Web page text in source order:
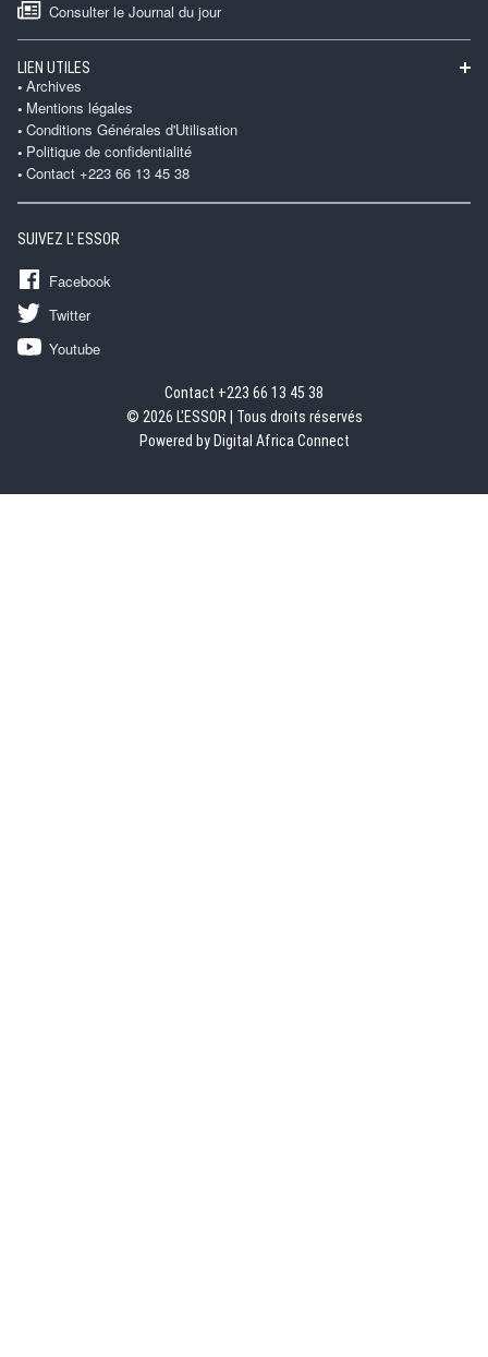
Consulter le Journal du jour
LIEN UTILES
Archives
Mentions légales
Conditions Générales d'Utilisation
Politique de confidentialité
Contact +223 66 13 45 38
SUIVEZ L' ESSOR
Facebook
Twitter
Youtube
Contact +223 66 13 45 38
© 2026 L'ESSOR | Tous droits réservés
Powered by Digital Africa Connect